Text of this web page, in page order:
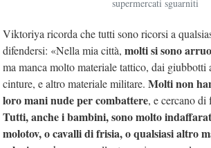
supermercati sguarniti
Viktoriya ricorda che tutti sono ricorsi a
difendersi: «Nella mia città, molti si sono
ma manca molto materiale tattico, dai giubbotti
cinture, e altro materiale militare. Molti non
loro mani nude per combattere, e cercano di
Tutti, anche i bambini, sono molto
molotov, o cavalli di frisia, o qualsiasi altro